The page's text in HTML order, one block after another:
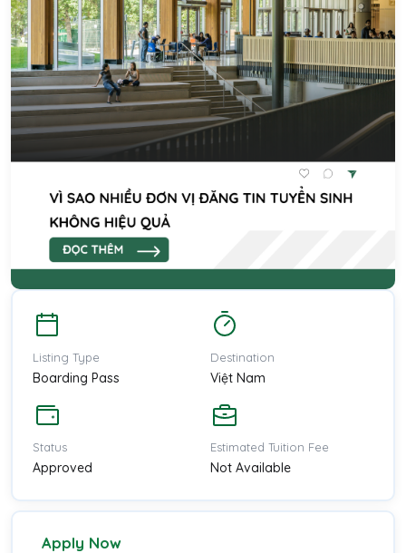
Listing Type
Boarding Pass
Destination
Việt Nam
Status
Approved
Estimated Tuition Fee
Not Available
Apply Now